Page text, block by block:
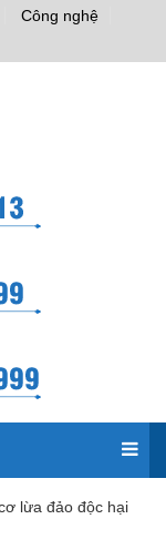
Công nghệ
lừa đảo độc hại